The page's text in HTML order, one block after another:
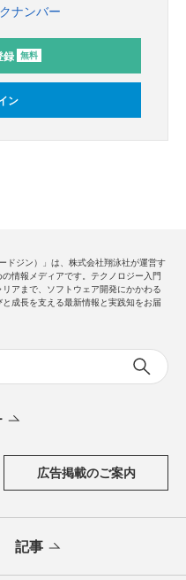
ナンバー
録 無料
ン
ドジン）」は、株式会社翔泳社が運営す
情報メディアです。テクノロジー入門
アまで、ソフトウェア開発にかかわる
成長を支える最新情報と実践知をお届
広告掲載のご案内
記事